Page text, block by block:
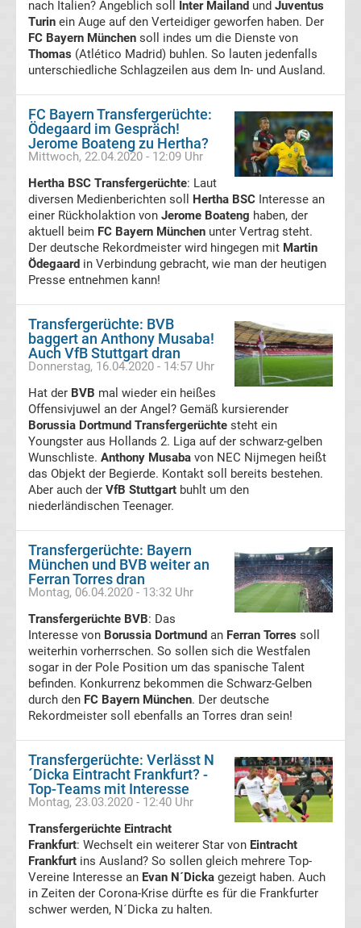
Europa
League
Ergebnisse
Conference
League
Erg.
Conference
Tabelle
1
Rennkalender
Transfergerüchte
News
Boxen
News
DAZN
Programm
&
Telekom
Eishockey
nach Italien? Angeblich soll Inter Mailand und Juventus
Turin ein Auge auf den Verteidiger geworfen haben. Der
FC Bayern München soll indes um die Dienste von
Thomas (Atlético Madrid) buhlen. So lauten jedenfalls
unterschiedliche Schlagzeilen aus dem In- und Ausland.
FC Bayern Transfergerüchte:
Ödegaard im Gespräch!
Jerome Boateng zu Hertha?
Mittwoch, 22.04.2020 - 12:09 Uhr
Hertha BSC Transfergerüchte: Laut
diversen Medienberichten soll Hertha BSC Interesse an
einer Rückholaktion von Jerome Boateng haben, der
aktuell beim FC Bayern München unter Vertrag steht.
Der deutsche Rekordmeister wird hingegen mit Martin
Ödegaard in Verbindung gebracht, wie man der heutigen
Presse entnehmen kann!
Transfergerüchte: BVB
baggert an Anthony Musaba!
Auch VfB Stuttgart dran
Donnerstag, 16.04.2020 - 14:57 Uhr
Hat der BVB mal wieder ein heißes
Offensivjuwel an der Angel? Gemäß kursierender
Borussia Dortmund Transfergerüchte steht ein
Youngster aus Hollands 2. Liga auf der schwarz-gelben
Wunschliste. Anthony Musaba von NEC Nijmegen heißt
das Objekt der Begierde. Kontakt soll bereits bestehen.
Aber auch der VfB Stuttgart buhlt um den
niederländischen Teenager.
Transfergerüchte: Bayern
München und BVB weiter an
Ferran Torres dran
Montag, 06.04.2020 - 13:32 Uhr
Transfergerüchte BVB: Das
Interesse von Borussia Dortmund an Ferran Torres soll
weiterhin vorherrschen. So sollen sich die Westfalen
sogar in der Pole Position um das spanische Talent
befinden. Konkurrenz bekommen die Schwarz-Gelben
durch den FC Bayern München. Der deutsche
Rekordmeister soll ebenfalls an Torres dran sein!
Transfergerüchte: Verlässt N
´Dicka Eintracht Frankfurt? -
Top-Teams mit Interesse
Montag, 23.03.2020 - 12:40 Uhr
Transfergerüchte Eintracht
Frankfurt: Wechselt ein weiterer Star von Eintracht
Frankfurt ins Ausland? So sollen gleich mehrere Top-
Vereine Interesse an Evan N´Dicka gezeigt haben. Auch
in Zeiten der Corona-Krise dürfte es für die Frankfurter
schwer werden, N´Dicka zu halten.